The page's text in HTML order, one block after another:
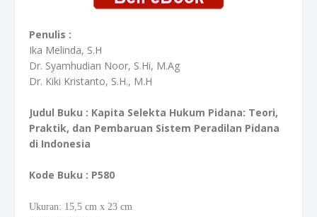
Penulis :
Ika Melinda, S.H
Dr. Syamhudian Noor, S.Hi, M.Ag
Dr. Kiki Kristanto, S.H., M.H
Judul Buku : Kapita Selekta Hukum Pidana: Teori,
Praktik, dan Pembaruan Sistem Peradilan Pidana
di Indonesia
Kode Buku : P580
Ukuran: 15,5 cm x 23 cm